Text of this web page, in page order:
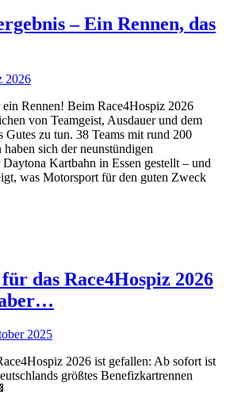
– Ein Rennen, das
2026
Rennen! Beim Race4Hospiz 2026
von Teamgeist, Ausdauer und dem
Gutes zu tun. 38 Teams mit rund 200
sich der neunstündigen
Kartbahn in Essen gestellt – und
was Motorsport für den guten Zweck
das Race4Hospiz 2026
2025
2026 ist gefallen: Ab sofort ist
größtes Benefizkartrennen